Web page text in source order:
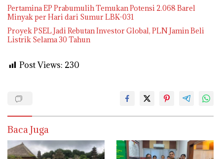
Pertamina EP Prabumulih Temukan Potensi 2.068 Barel
Minyak per Hari dari Sumur LBK-031
Proyek PSEL Jadi Rebutan Investor Global, PLN Jamin Beli
Listrik Selama 30 Tahun
Post Views: 230
Baca Juga